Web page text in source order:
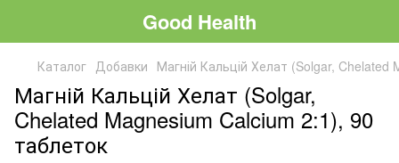
Good Health
Каталог Добавки Магній Кальцій Хелат (Solgar,
Магній Кальцій Хелат (Solgar,
Chelated Magnesium Calcium 2:1), 90
таблеток